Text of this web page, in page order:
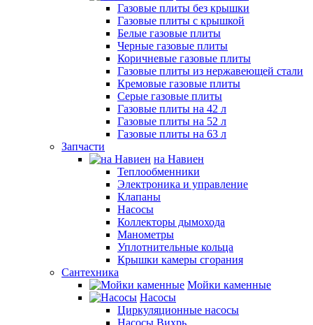
Газовые плиты без крышки
Газовые плиты с крышкой
Белые газовые плиты
Черные газовые плиты
Коричневые газовые плиты
Газовые плиты из нержавеющей стали
Кремовые газовые плиты
Серые газовые плиты
Газовые плиты на 42 л
Газовые плиты на 52 л
Газовые плиты на 63 л
Запчасти
на Навиен
Теплообменники
Электроника и управление
Клапаны
Насосы
Коллекторы дымохода
Манометры
Уплотнительные кольца
Крышки камеры сгорания
Сантехника
Мойки каменные
Насосы
Циркуляционные насосы
Насосы Вихрь